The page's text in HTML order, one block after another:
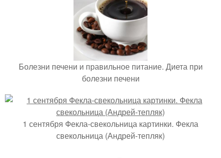
Болезни печени и правильное питание. Диета при
болезни печени
1 сентября Фекла-свекольница картинки. Фекла
свекольница (Андрей-тепляк)